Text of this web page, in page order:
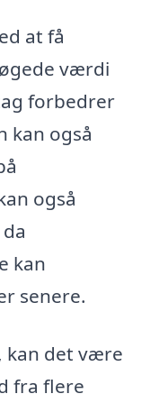
at få
værdi
forbedrer
kan også
også
kan
senere.
kan det være
fra flere